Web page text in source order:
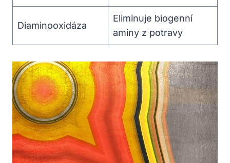
Diaminooxidáza
Eliminuje biogenní
aminy z potravy